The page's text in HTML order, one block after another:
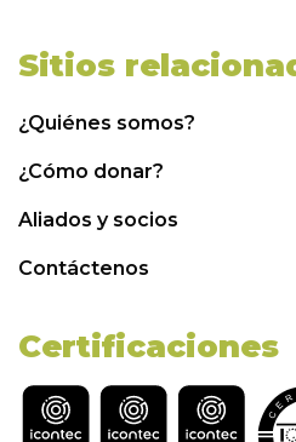
Sitios
¿Quiénes somos?
¿Cómo donar?
Aliados y socios
Contáctenos
Certificaciones